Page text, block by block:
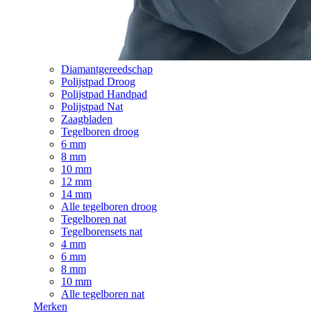
Diamantgereedschap
Polijstpad Droog
Polijstpad Handpad
Polijstpad Nat
Zaagbladen
Tegelboren droog
6 mm
8 mm
10 mm
12 mm
14 mm
Alle tegelboren droog
Tegelboren nat
Tegelborensets nat
4 mm
6 mm
8 mm
10 mm
Alle tegelboren nat
Merken